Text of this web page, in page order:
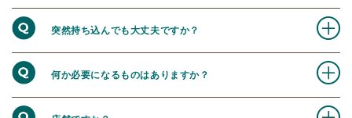
突然持ち込んでも大丈夫ですか？
何か必要になるものはありますか？